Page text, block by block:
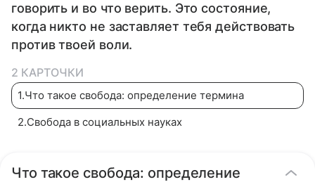
говорить и во что верить. Это состояние,
когда никто не заставляет тебя действовать
против твоей воли.
2 КАРТОЧКИ
1.Что такое свобода: определение термина
2.Свобода в социальных науках
Что такое свобода: определение